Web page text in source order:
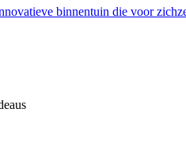
binnentuin die voor